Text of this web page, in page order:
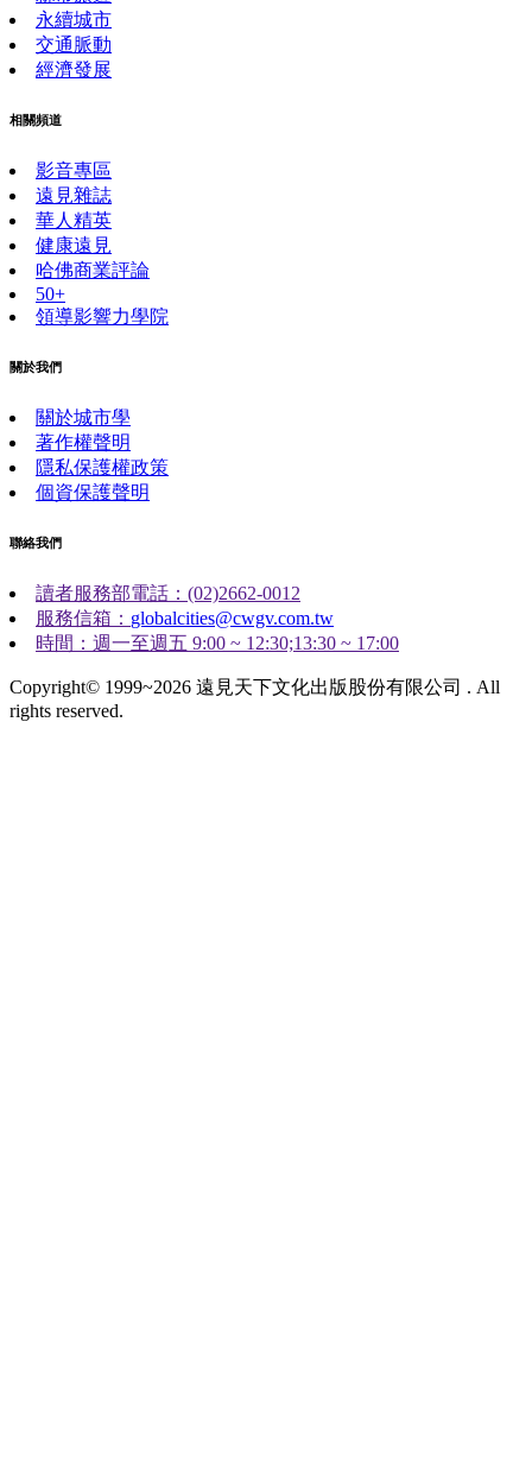
永續城市
交通脈動
經濟發展
相關頻道
影音專區
遠見雜誌
華人精英
健康遠見
哈佛商業評論
50+
領導影響力學院
關於我們
關於城市學
著作權聲明
隱私保護權政策
個資保護聲明
聯絡我們
讀者服務部電話：(02)2662-0012
服務信箱： globalcities@cwgv.com.tw
時間：週一至週五 9:00 ~ 12:30;13:30 ~ 17:00
Copyright© 1999~2026 遠見天下文化出版股份有限公司 . All
rights reserved.